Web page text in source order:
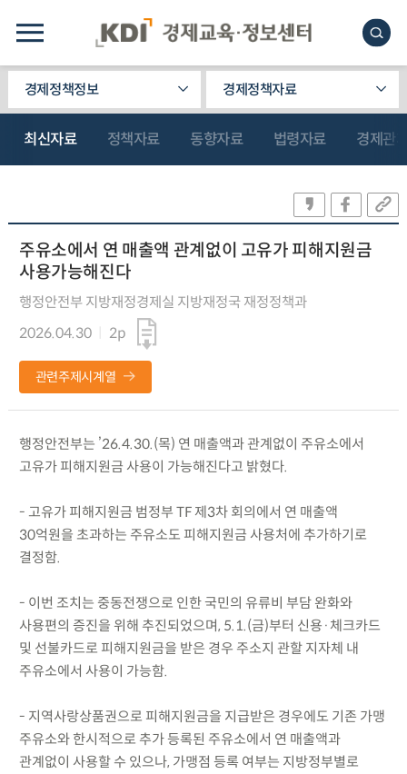
경제정책정보 경제정책자료
최신자료 정책자료 동향자료 법령자료 경제관
주유소에서 연 매출액 관계없이 고유가 피해지원금
사용가능해진다
행정안전부 지방재정경제실 지방재정국 재정정책과
2026.04.30
2p
관련주제시계열
행정안전부는 ’26.4.30.(목) 연 매출액과 관계없이 주유소에서
고유가 피해지원금 사용이 가능해진다고 밝혔다.
- 고유가 피해지원금 범정부 TF 제3차 회의에서 연 매출액
30억원을 초과하는 주유소도 피해지원금 사용처에 추가하기로
결정함.
- 이번 조치는 중동전쟁으로 인한 국민의 유류비 부담 완화와
사용편의 증진을 위해 추진되었으며, 5.1.(금)부터 신용·체크카드
및 선불카드로 피해지원금을 받은 경우 주소지 관할 지자체 내
주유소에서 사용이 가능함.
- 지역사랑상품권으로 피해지원금을 지급받은 경우에도 기존 가맹
주유소와 한시적으로 추가 등록된 주유소에서 연 매출액과
관계없이 사용할 수 있으나, 가맹점 등록 여부는 지방정부별로